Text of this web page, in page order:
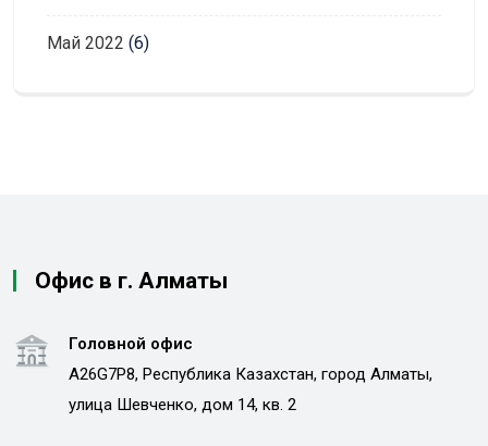
Май 2022 (6)
Офис в г. Алматы
Головной офис
A26G7P8, Республика Казахстан, город Алматы,
улица Шевченко, дом 14, кв. 2